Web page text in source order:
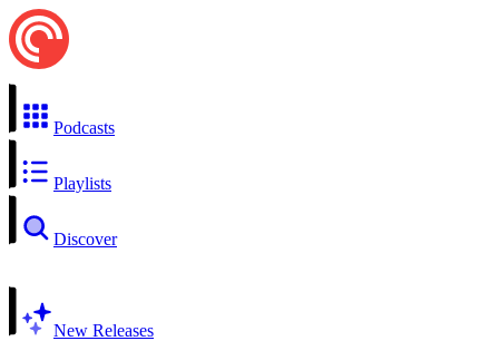
Podcasts
Playlists
Discover
New Releases